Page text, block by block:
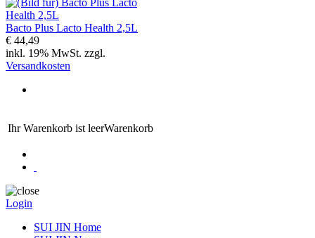
Bacto Plus Lacto Health 2,5L
€ 44,49
inkl. 19% MwSt. zzgl.
Versandkosten
Ihr Warenkorb ist leerWarenkorb
Login
SUI JIN Home